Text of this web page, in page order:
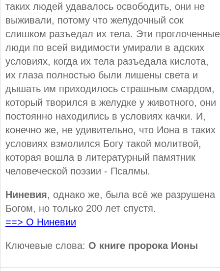
таких людей удавалось освободить, они не
выживали, потому что желудочный сок
слишком разъедал их тела. Эти проглоченные
люди по всей видимости умирали в адских
условиях, когда их тела разъедала кислота,
их глаза полностью были лишены света и
дышать им приходилось страшным смардом,
который творился в желудке у животного, они
постоянно находились в условиях качки. И,
конечно же, не удивительно, что Иона в таких
условиях взмолился Богу такой молитвой,
которая вошла в литературный памятник
человеческой поэзии - Псалмы.
Ниневия, однако же, была всё же разрушена
Богом, но только 200 лет спустя.
==> О Ниневии
Ключевые слова: О книге пророка Ионы